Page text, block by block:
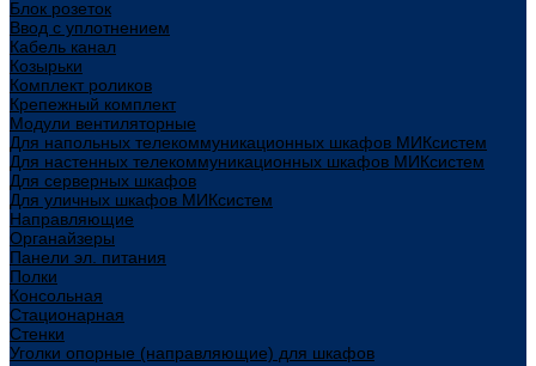
Блок розеток
Ввод с уплотнением
Кабель канал
Козырьки
Комплект роликов
Крепежный комплект
Модули вентиляторные
Для напольных телекоммуникационных шкафов МИКсистем
Для настенных телекоммуникационных шкафов МИКсистем
Для серверных шкафов
Для уличных шкафов МИКсистем
Направляющие
Органайзеры
Панели эл. питания
Полки
Консольная
Стационарная
Стенки
Уголки опорные (направляющие) для шкафов